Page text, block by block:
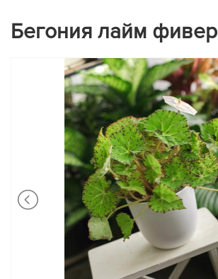
Бегония лайм фивер